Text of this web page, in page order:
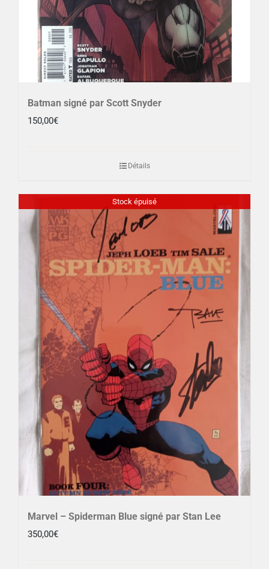
Batman signé par Scott Snyder
150,00€
Détails
Stock épuisé
Marvel – Spiderman Blue signé par Stan Lee
350,00€